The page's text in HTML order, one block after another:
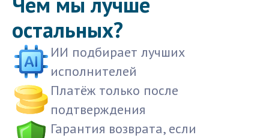
остальных?
ИИ подбирает лучших
исполнителей
Платёж только после
подтверждения
Гарантия возврата, если